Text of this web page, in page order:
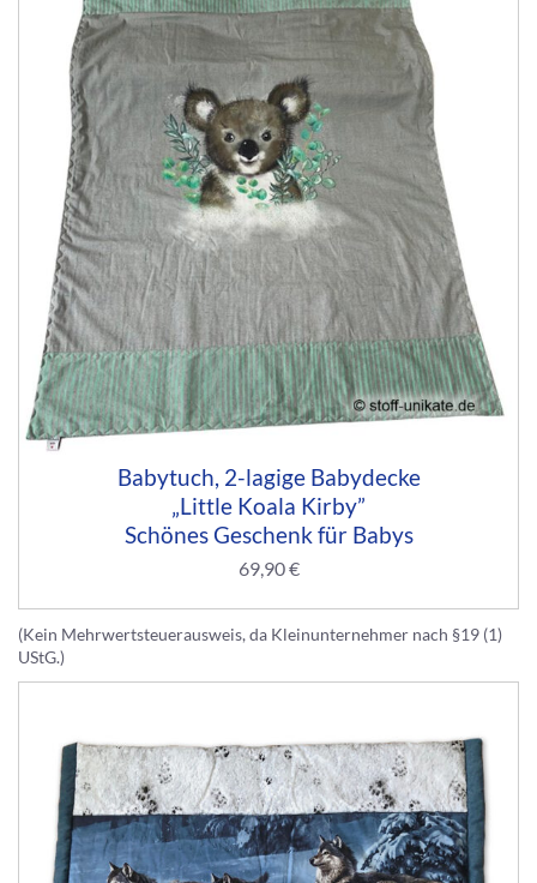
Babytuch, 2-lagige Babydecke
„Little Koala Kirby”
Schönes Geschenk für Babys
69,90€
(Kein Mehrwertsteuerausweis, da Kleinunternehmer nach §19 (1)
UStG.)